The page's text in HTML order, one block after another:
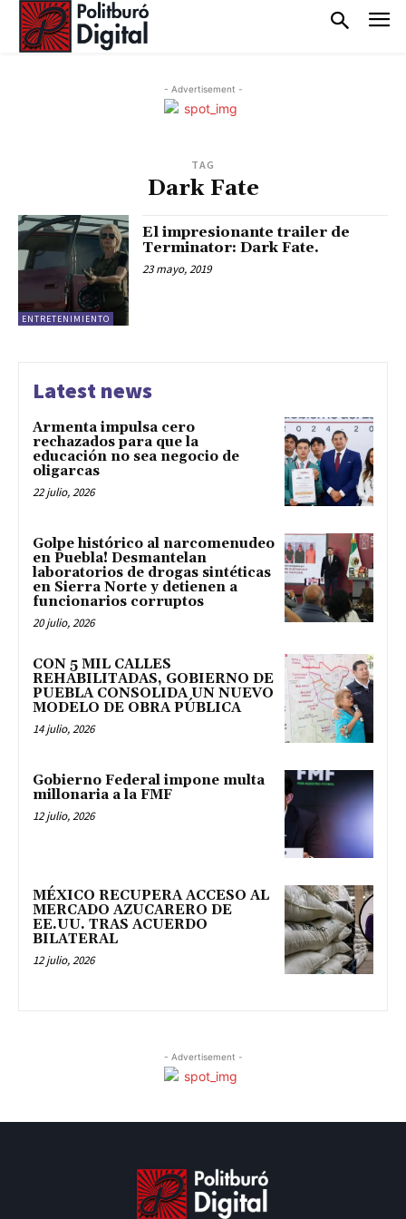
- Advertisement -
TAG
Dark Fate
ENTRETENIMIENTO
El impresionante trailer de
Terminator: Dark Fate.
23 mayo, 2019
Latest news
Armenta impulsa cero
rechazados para que la
educación no sea negocio de
oligarcas
22 julio, 2026
Golpe histórico al narcomenudeo
en Puebla! Desmantelan
laboratorios de drogas sintéticas
en Sierra Norte y detienen a
funcionarios corruptos
20 julio, 2026
CON 5 MIL CALLES
REHABILITADAS, GOBIERNO DE
PUEBLA CONSOLIDA UN NUEVO
MODELO DE OBRA PÚBLICA
14 julio, 2026
Gobierno Federal impone multa
millonaria a la FMF
12 julio, 2026
MÉXICO RECUPERA ACCESO AL
MERCADO AZUCARERO DE
EE.UU. TRAS ACUERDO
BILATERAL
12 julio, 2026
- Advertisement -